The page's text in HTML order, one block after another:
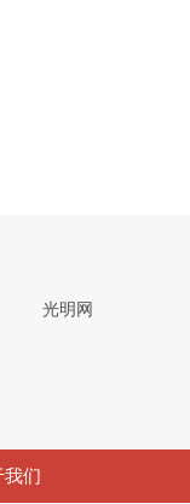
光明网
我们